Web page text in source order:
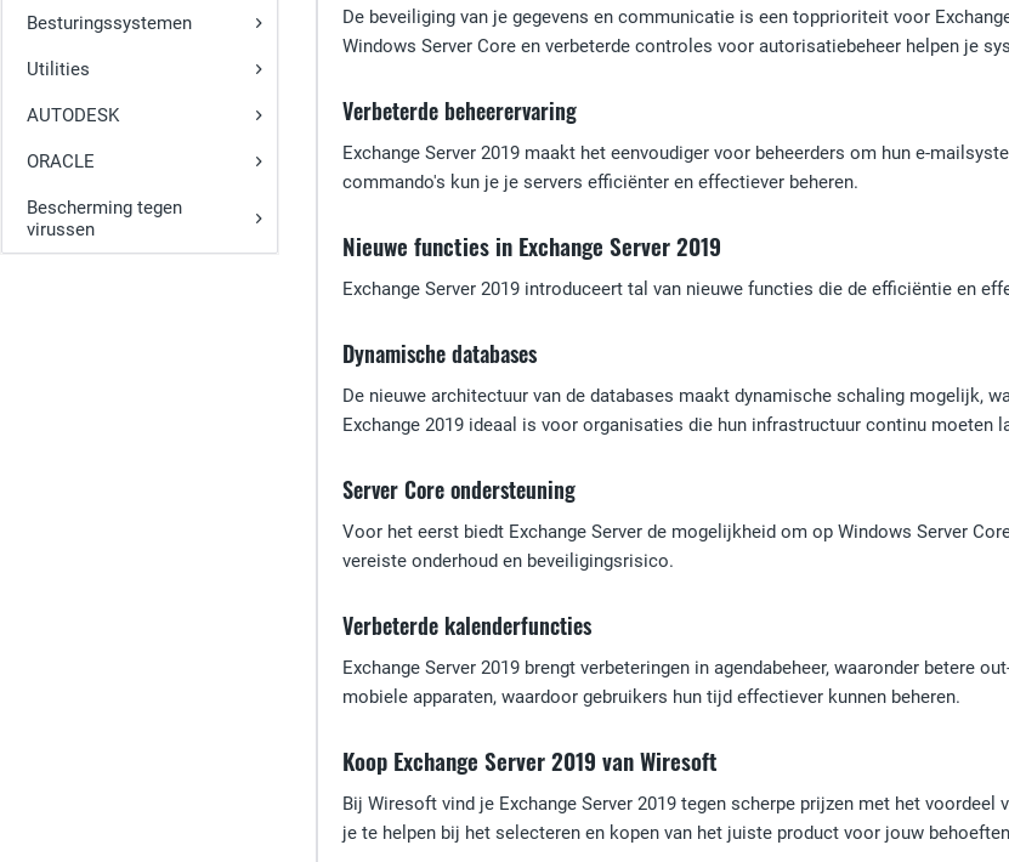
Besturingssystemen
Utilities
AUTODESK
ORACLE
Bescherming tegen
virussen
De beveiliging van je gegevens en communicatie is een topprioriteit voor
Windows Server Core en verbeterde controles voor autorisatiebeheer helpen je
Verbeterde beheerervaring
Exchange Server 2019 maakt het eenvoudiger voor beheerders om hun e-
commando's kun je je servers efficiënter en effectiever beheren.
Nieuwe functies in Exchange Server 2019
Exchange Server 2019 introduceert tal van nieuwe functies die de efficiëntie en
Dynamische databases
De nieuwe architectuur van de databases maakt dynamische schaling mogelijk,
Exchange 2019 ideaal is voor organisaties die hun infrastructuur continu moeten
Server Core ondersteuning
Voor het eerst biedt Exchange Server de mogelijkheid om op Windows Server
vereiste onderhoud en beveiligingsrisico.
Verbeterde kalenderfuncties
Exchange Server 2019 brengt verbeteringen in agendabeheer, waaronder betere
mobiele apparaten, waardoor gebruikers hun tijd effectiever kunnen beheren.
Koop Exchange Server 2019 van Wiresoft
Bij Wiresoft vind je Exchange Server 2019 tegen scherpe prijzen met het
je te helpen bij het selecteren en kopen van het juiste product voor jouw